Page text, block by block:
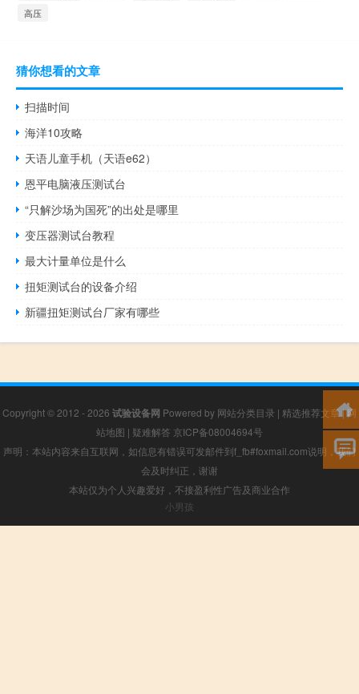
高压
猜你想看的文章
扫描时间
海洋10攻略
天语儿童手机（天语e62）
恩平电脑液压测试台
“只解沙场为国死”的出处是哪里
变压器测试台教程
最大计量单位是什么
扭矩测试台的设备介绍
新疆扭矩测试台厂家有哪些
Copyright © 2012 - 2026 试验设备网 Powered by 网站分类目录 | 精选推荐文章 |网
站地图 | 疑难解答 京ICP备08004694号
声明：本站内容来自互联网，如信息有错误可发邮件到f_fb#foxmail.com说明，我们
会及时纠正，谢谢
本站仅为个人兴趣爱好，不接盈利性广告及商业合作
小男孩